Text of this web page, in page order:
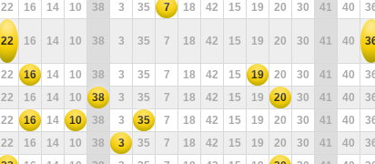
22 16 14 10 38 3 35 7 18 42 15 19 20 30 41 40
22 16 14 10 38 3 35 7 18 42 15 19 20 30 41 40
22 16 14 10 38 3 35 7 18 42 15 19 20 30 41 40
22 16 14 10 38 3 35 7 18 42 15 19 20 30 41 40
22 16 14 10 38 3 35 7 18 42 15 19 20 30 41 40
22 16 14 10 38 3 35 7 18 42 15 19 20 30 41 40